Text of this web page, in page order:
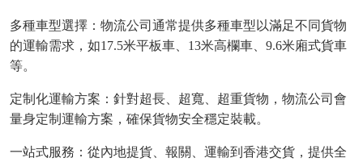
多種車型選擇：物流公司通常提供多種車型以滿足不同貨物
的運輸需求，如17.5米平板車、13米高欄車、9.6米廂式貨車
等。
定制化運輸方案：針對超長、超寬、超重貨物，物流公司會
量身定制運輸方案，確保貨物安全穩定裝載。
一站式服務：從內地提貨、報關、運輸到香港交貨，提供全